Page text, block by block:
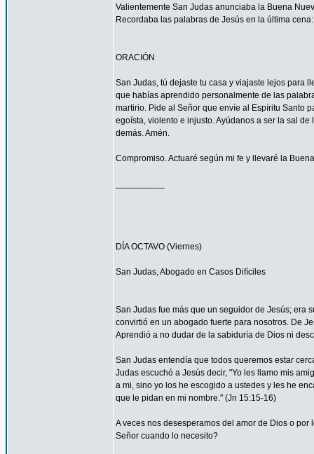
Valientemente San Judas anunciaba la Buena
Recordaba las palabras de Jesús en la última
ORACIÓN
San Judas, tú dejaste tu casa y viajaste lejos para
que habías aprendido personalmente de las
martirio. Pide al Señor que envíe al Espíritu Santo
egoísta, violento e injusto. Ayúdanos a ser la sal
demás. Amén.
Compromiso. Actuaré según mi fe y llevaré la
DÍA OCTAVO (Viernes)
San Judas, Abogado en Casos Difíciles
San Judas fue más que un seguidor de Jesús; era
convirtió en un abogado fuerte para nosotros. De
Aprendió a no dudar de la sabiduría de Dios ni
San Judas entendía que todos queremos estar
Judas escuchó a Jesús decir, "Yo les llamo mis
a mi, sino yo los he escogido a ustedes y les he
que le pidan en mi nombre." (Jn 15:15-16)
A veces nos desesperamos del amor de Dios o
Señor cuando lo necesito?